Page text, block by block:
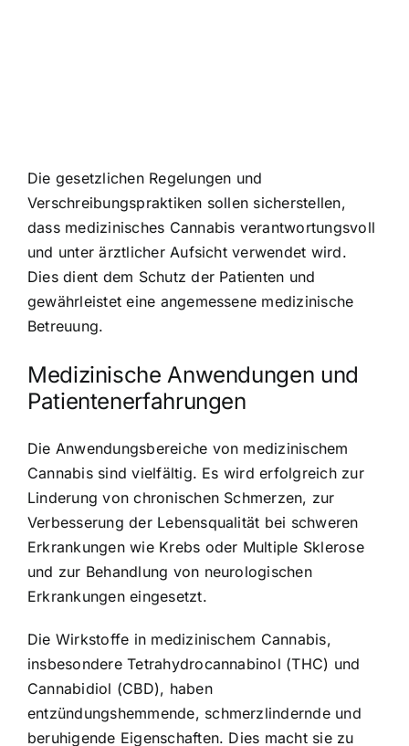
Die gesetzlichen Regelungen und
Verschreibungspraktiken sollen sicherstellen,
dass medizinisches Cannabis verantwortungsvoll
und unter ärztlicher Aufsicht verwendet wird.
Dies dient dem Schutz der Patienten und
gewährleistet eine angemessene medizinische
Betreuung.
Medizinische Anwendungen und
Patientenerfahrungen
Die Anwendungsbereiche von medizinischem
Cannabis sind vielfältig. Es wird erfolgreich zur
Linderung von chronischen Schmerzen, zur
Verbesserung der Lebensqualität bei schweren
Erkrankungen wie Krebs oder Multiple Sklerose
und zur Behandlung von neurologischen
Erkrankungen eingesetzt.
Die Wirkstoffe in medizinischem Cannabis,
insbesondere Tetrahydrocannabinol (THC) und
Cannabidiol (CBD), haben
entzündungshemmende, schmerzlindernde und
beruhigende Eigenschaften. Dies macht sie zu